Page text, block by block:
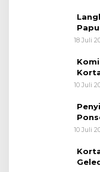
18 Juli
10 Juli
10 Juli